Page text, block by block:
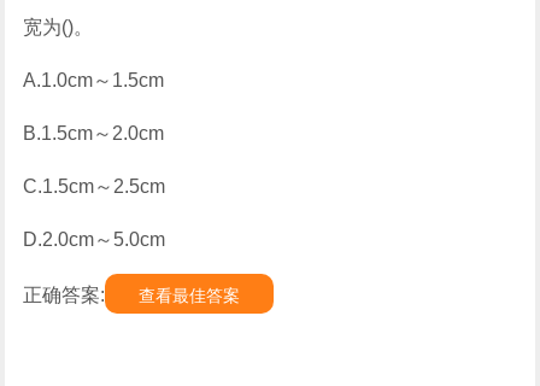
宽为()。
A.1.0cm～1.5cm
B.1.5cm～2.0cm
C.1.5cm～2.5cm
D.2.0cm～5.0cm
正确答案: 查看最佳答案